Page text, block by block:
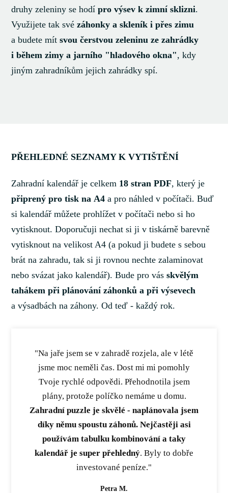
druhy zeleniny se hodípro výsev k zimní sklizni.
Využijete tak svézáhonky a skleník i přes zimu
a budete mítsvou čerstvou zeleninu ze zahrádky
i během zimy a jarního "hladového okna", kdy
jiným zahradníkům jejich zahrádky spí.
PŘEHLEDNÉ SEZNAMY K VYTIŠTĚNÍ
Zahradní kalendář je celkem 18 stran PDF, který je
připrený pro tisk na A4 a pro náhled v počítači. Buď
si kalendář můžete prohlížet v počítači nebo si ho
vytisknout. Doporučuji nechat si ji v tiskárně barevně
vytisknout na velikost A4 (a pokud ji budete s sebou
brát na zahradu, tak si ji rovnou nechte zalaminovat
nebo svázat jako kalendář). Bude pro vásskvělým
tahákem při plánování záhonků a při výsevech
a výsadbách na záhony. Od teď - každý rok.
"Na jaře jsem se v zahradě rozjela, ale v létě
jsme moc neměli čas. Dost mi mi pomohly
Tvoje rychlé odpovědi. Přehodnotila jsem
plány, protože políčko nemáme u domu.
Zahradní puzzle je skvělé - naplánovala jsem
díky němu spoustu záhonů. Nejčastěji asi
používám tabulku kombinování a taky
kalendář je super přehledný. Byly to dobře
investované peníze."
Petra M.